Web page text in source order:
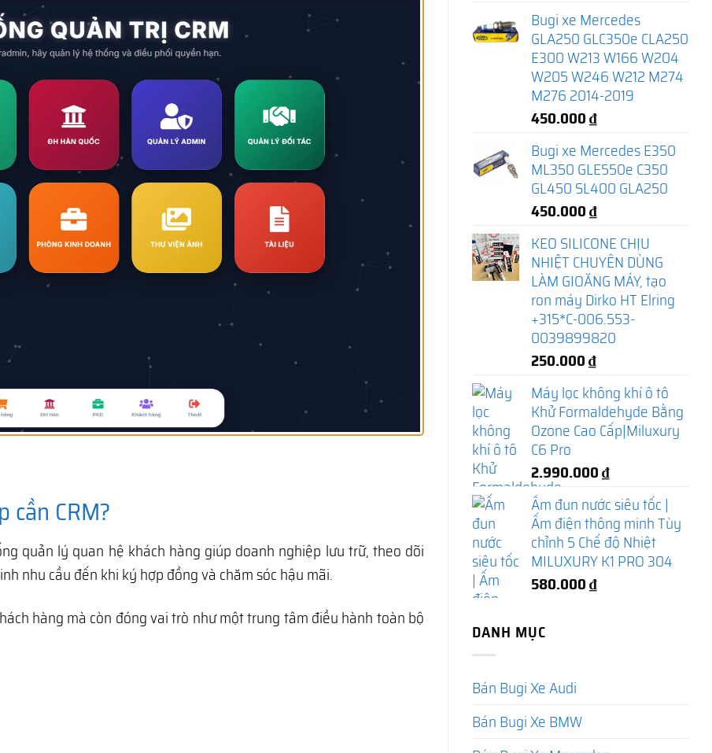
cần CRM?
quản lý quan hệ khách hàng giúp doanh nghiệp lưu trữ, theo dõi
nhu cầu đến khi ký hợp đồng và chăm sóc hậu mãi.
hàng mà còn đóng vai trò như một trung tâm điều hành toàn bộ
Bugi xe Mercedes
GLA250 GLC350e CLA250
E300 W213 W166 W204
W205 W246 W212 M274
M276 2014-2019
450.000₫
Bugi xe Mercedes E350
ML350 GLE550e C350
GL450 SL400 GLA250
450.000₫
KEO SILICONE CHỊU
NHIỆT CHUYÊN DÙNG
LÀM GIOĂNG MÁY, tạo
ron máy Dirko HT Elring
+315*C-006.553-
0039899820
250.000₫
Máy lọc không khí ô tô
Khử Formaldehyde Bằng
Ozone Cao Cấp|Miluxury
C6 Pro
2.990.000₫
Ấm đun nước siêu tốc |
Ấm điện thông minh Tùy
chỉnh 5 Chế độ Nhiệt
MILUXURY K1 PRO 304
580.000₫
DANH MỤC
Bán Bugi Xe Audi
Bán Bugi Xe BMW